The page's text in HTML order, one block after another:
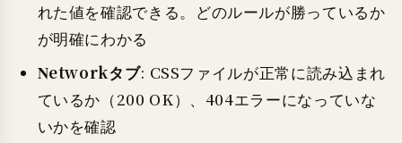
れた値を確認できる。どのルールが勝っているか
が明確にわかる
Networkタブ: CSSファイルが正常に読み込まれ
ているか（200 OK）、404エラーになっていな
いかを確認